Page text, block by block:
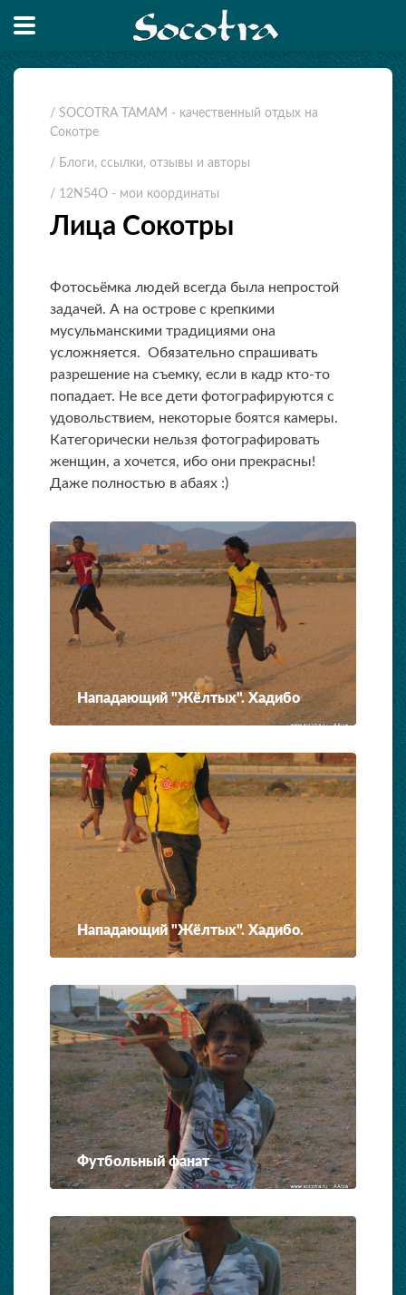
/ SOCOTRA TAMAM - качественный отдых на
Сокотре
/ Блоги, ссылки, отзывы и авторы
/ 12N54O - мои координаты
Лица Сокотры
Фотосьёмка людей всегда была непростой
задачей. А на острове с крепкими
мусульманскими традициями она
усложняется. Обязательно спрашивать
разрешение на съемку, если в кадр кто-то
попадает. Не все дети фотографируются с
удовольствием, некоторые боятся камеры.
Категорически нельзя фотографировать
женщин, а хочется, ибо они прекрасны!
Даже полностью в абаях :)
Нападающий "Жёлтых". Хадибо
Нападающий "Жёлтых". Хадибо.
Футбольный фанат